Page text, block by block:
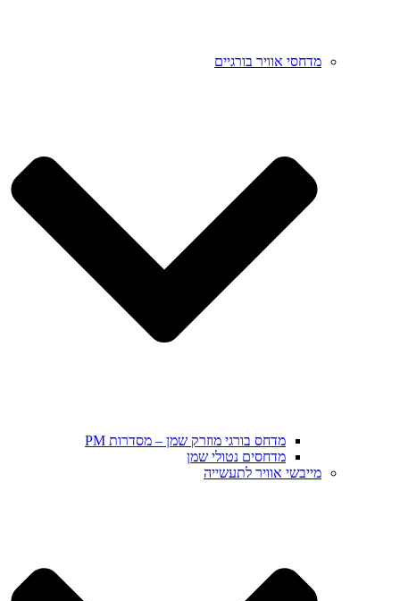
מדחסי אוויר בורגיים
מדחס בורגי מוזרק שמן – מסדרות PM
מדחסים נטולי שמן
מייבשי אוויר לתעשייה